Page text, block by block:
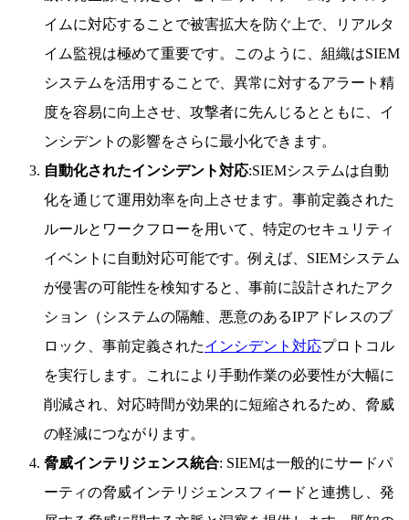
イムに対応することで被害拡大を防ぐ上で、リアルタ
イム監視は極めて重要です。このように、組織はSIEM
システムを活用することで、異常に対するアラート精
度を容易に向上させ、攻撃者に先んじるとともに、イ
ンシデントの影響をさらに最小化できます。
自動化されたインシデント対応:SIEMシステムは自動
化を通じて運用効率を向上させます。事前定義された
ルールとワークフローを用いて、特定のセキュリティ
イベントに自動対応可能です。例えば、SIEMシステム
が侵害の可能性を検知すると、事前に設計されたアク
ション（システムの隔離、悪意のあるIPアドレスのブ
ロック、事前定義されたインシデント対応プロトコル
を実行します。これにより手動作業の必要性が大幅に
削減され、対応時間が効果的に短縮されるため、脅威
の軽減につながります。
脅威インテリジェンス統合: SIEMは一般的にサードパ
ーティの脅威インテリジェンスフィードと連携し、発